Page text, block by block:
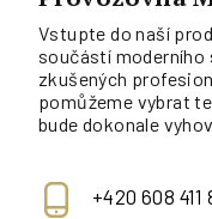
Vstupte do naší
součástí
zkušených
pomůžeme vybrat
bude dokonale
+420 608